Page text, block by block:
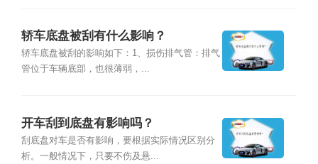
轿车底盘被刮有什么影响？
轿车底盘被刮的影响如下：1、损伤排气管：排气
管位于车辆底部，也很薄弱，...
开车刮到底盘有影响吗？
刮底盘对车是否有影响，要根据实际情况区别分
析。一般情况下，只要不伤及悬...